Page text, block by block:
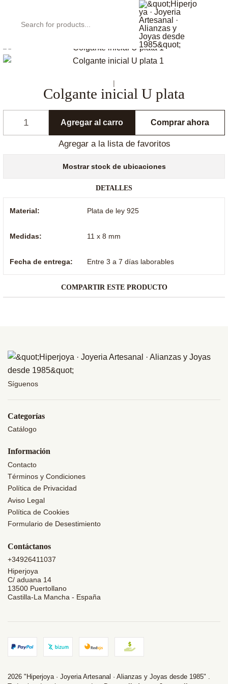
Colgante inicial U plata
Cantidad
Agregar al carro Comprar ahora
Agregar a la lista de favoritos
Mostrar stock de ubicaciones
DETALLES
Material: Plata de ley 925
Medidas: 11 x 8 mm
Fecha de entrega: Entre 3 a 7 días laborables
COMPARTIR ESTE PRODUCTO
Síguenos
Categorías
Catálogo
Información
Contacto
Términos y Condiciones
Política de Privacidad
Aviso Legal
Política de Cookies
Formulario de Desestimiento
Contáctanos
+34926411037
Hiperjoya
C/ aduana 14
13500 Puertollano
Castilla-La Mancha - España
2026 "Hiperjoya · Joyeria Artesanal · Alianzas y Joyas desde 1985" .